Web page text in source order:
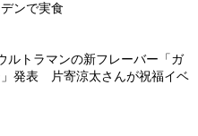
ンで実食
ルトラマンの新フレーバー「ガ
」発表 片寄涼太さんが祝福イベ